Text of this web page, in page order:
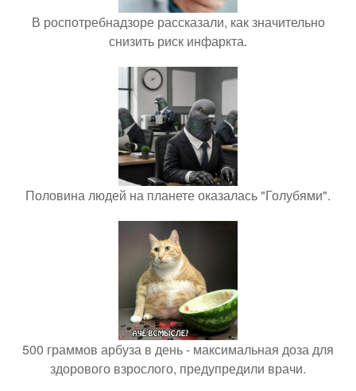
В роспотребнадзоре рассказали, как значительно
снизить риск инфаркта.
Половина людей на планете оказалась "Голубями".
500 граммов арбуза в день - максимальная доза для
здорового взрослого, предупредили врачи.